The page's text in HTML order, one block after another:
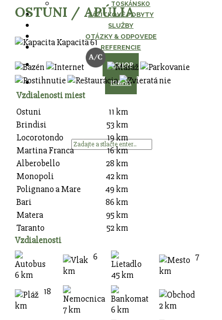
TOSKÁNSKO
ZÁŽITKOVÉ POBYTY
SLUŽBY
OTÁZKY & ODPOVEDE
REFERENCIE
E-SHOP
KNIHA
OSTUNI / APÚLIA
Kapacita61
Vzdialenosti miest
Ostuni
11 km
Brindisi
53 km
Locorotondo
19 km
Martina Franca
16 km
Alberobello
28 km
Monopoli
42 km
Polignano a Mare
49 km
Bari
86 km
Matera
95 km
Taranto
52 km
Vzdialenosti
6 km
6
km
45 km
7
km
18
km
7 km 6 km
2 km